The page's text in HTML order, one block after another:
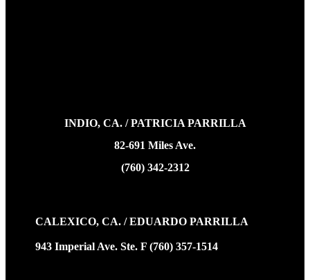
INDIO, CA. / PATRICIA PARRILLA
82-691 Miles Ave.
(760) 342-2312
CALEXICO, CA. / EDUARDO PARRILLA
943 Imperial Ave. Ste. F (760) 357-1514